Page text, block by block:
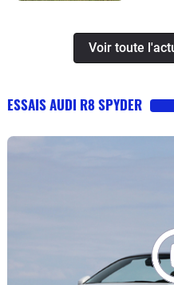
Voir toute
ESSAIS AUDI R8 SPYDER